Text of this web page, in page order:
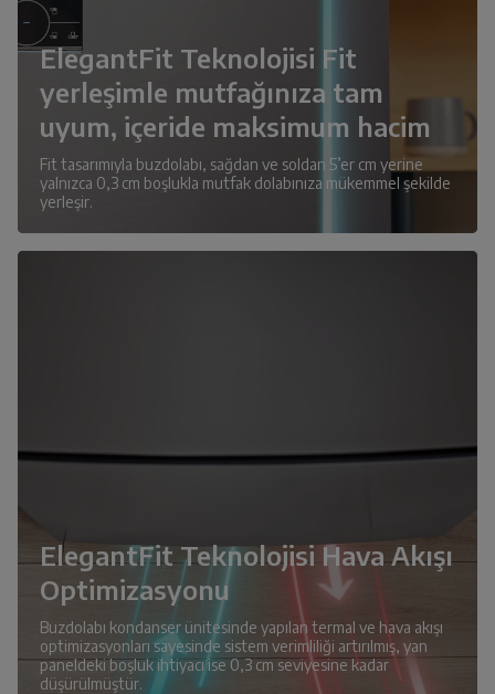
ElegantFit Teknolojisi Fit
yerleşimle mutfağınıza tam
uyum, içeride maksimum hacim
Fit tasarımıyla buzdolabı, sağdan ve soldan 5’er cm yerine
yalnızca 0,3 cm boşlukla mutfak dolabınıza mükemmel şekilde
yerleşir.
ElegantFit Teknolojisi Hava Akışı
Optimizasyonu
Buzdolabı kondanser ünitesinde yapılan termal ve hava akışı
optimizasyonları sayesinde sistem verimliliği artırılmış, yan
paneldeki boşluk ihtiyacı ise 0,3 cm seviyesine kadar
düşürülmüştür.